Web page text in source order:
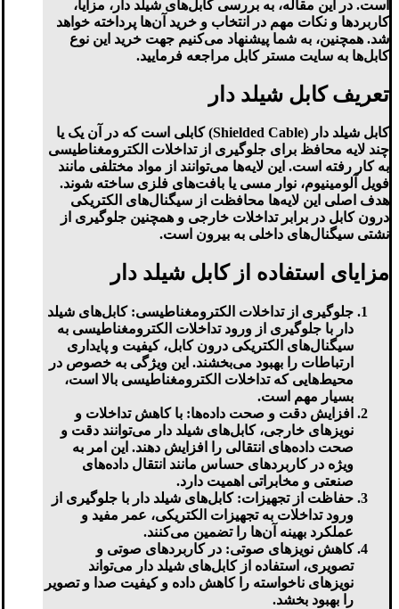
است. در این مقاله، به بررسی کابل‌های شیلد دار، مزایا،
کاربردها و نکات مهم در انتخاب و خرید آن‌ها پرداخته خواهد
شد. همچنین، به شما پیشنهاد می‌کنیم جهت خرید این نوع
کابل‌ها به سایت مستر کابل مراجعه فرمایید.
تعریف کابل شیلد دار
کابل شیلد دار (Shielded Cable) کابلی است که در آن یک یا
چند لایه محافظ برای جلوگیری از تداخلات الکترومغناطیسی
به کار رفته است. این لایه‌ها می‌توانند از مواد مختلفی مانند
فویل آلومینیوم، نوار مسی یا بافت‌های فلزی ساخته شوند.
هدف اصلی این لایه‌ها محافظت از سیگنال‌های الکتریکی
درون کابل در برابر تداخلات خارجی و همچنین جلوگیری از
نشتی سیگنال‌های داخلی به بیرون است.
مزایای استفاده از کابل شیلد دار
جلوگیری از تداخلات الکترومغناطیسی: کابل‌های شیلد
دار با جلوگیری از ورود تداخلات الکترومغناطیسی به
سیگنال‌های الکتریکی درون کابل، کیفیت و پایداری
ارتباطات را بهبود می‌بخشند. این ویژگی به خصوص در
محیط‌هایی که تداخلات الکترومغناطیسی بالا است،
بسیار مهم است.
افزایش دقت و صحت داده‌ها: با کاهش تداخلات و
نویزهای خارجی، کابل‌های شیلد دار می‌توانند دقت و
صحت داده‌های انتقالی را افزایش دهند. این امر به
ویژه در کاربردهای حساس مانند انتقال داده‌های
صنعتی و مخابراتی اهمیت دارد.
حفاظت از تجهیزات: کابل‌های شیلد دار با جلوگیری از
ورود تداخلات به تجهیزات الکتریکی، عمر مفید و
عملکرد بهینه آن‌ها را تضمین می‌کنند.
کاهش نویزهای صوتی: در کاربردهای صوتی و
تصویری، استفاده از کابل‌های شیلد دار می‌تواند
نویزهای ناخواسته را کاهش داده و کیفیت صدا و تصویر
را بهبود بخشد.